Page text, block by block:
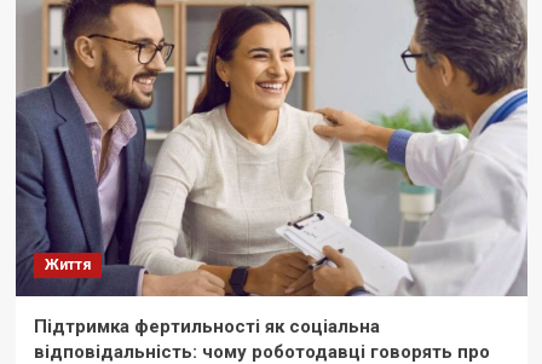
Життя
Підтримка фертильності як соціальна
відповідальність: чому роботодавці говорять про